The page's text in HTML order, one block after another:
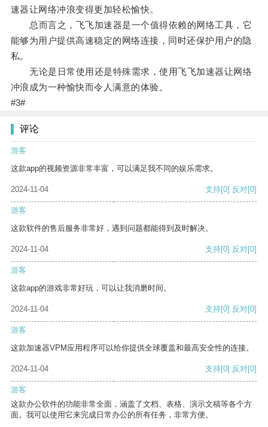
速器让网络冲浪变得更加轻松愉快。
总而言之，飞飞加速器是一个值得依赖的网络工具，它
能够为用户提供高速稳定的网络连接，同时还保护用户的隐
私。
无论是日常使用还是特殊需求，使用飞飞加速器让网络
冲浪成为一种愉快而令人满意的体验。
#3#
评论
游客
这款app的视频资源非常丰富，可以满足我不同的娱乐需求。
2024-11-04 支持[0] 反对[0]
游客
这款软件的售后服务非常好，遇到问题都能得到及时解决。
2024-11-04 支持[0] 反对[0]
游客
这款app的游戏非常好玩，可以让我消磨时间。
2024-11-04 支持[0] 反对[0]
游客
这款加速器VPM应用程序可以给你提供全球覆盖和最高安全性的连接。
2024-11-04 支持[0] 反对[0]
游客
这款办公软件的功能非常全面，涵盖了文档、表格、演示文稿等各个方
面。我可以使用它来完成日常办公的所有任务，非常方便。